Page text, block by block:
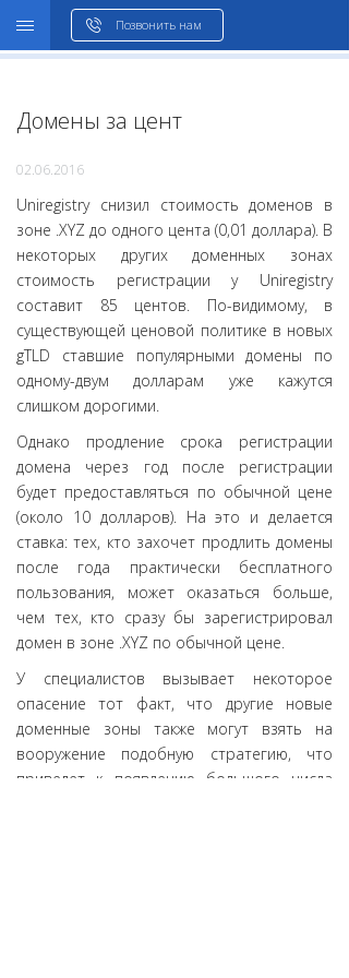
Позвонить нам
Домены за цент
02.06.2016
Uniregistry cнизил стоимость доменов в
зоне .XYZ до одного цента (0,01 доллара). В
некоторых других доменных зонах
cтоимость регистрации у Uniregistry
составит 85 центов. По-видимому, в
существующей ценовой политике в новых
gTLD ставшие популярными домены по
одному-двум долларам уже кажутся
слишком дорогими.
Однако продление срока регистрации
домена через год после регистрации
будет предоставляться по обычной цене
(около 10 долларов). На это и делается
ставка: тех, кто захочет продлить домены
после года практически бесплатного
пользования, может оказаться больше,
чем тех, кто сразу бы зарегистрировал
домен в зоне .XYZ по обычной цене.
У специалистов вызывает некоторое
опасение тот факт, что другие новые
доменные зоны также могут взять на
вооружение подобную стратегию, что
приведет к появлению большого числа